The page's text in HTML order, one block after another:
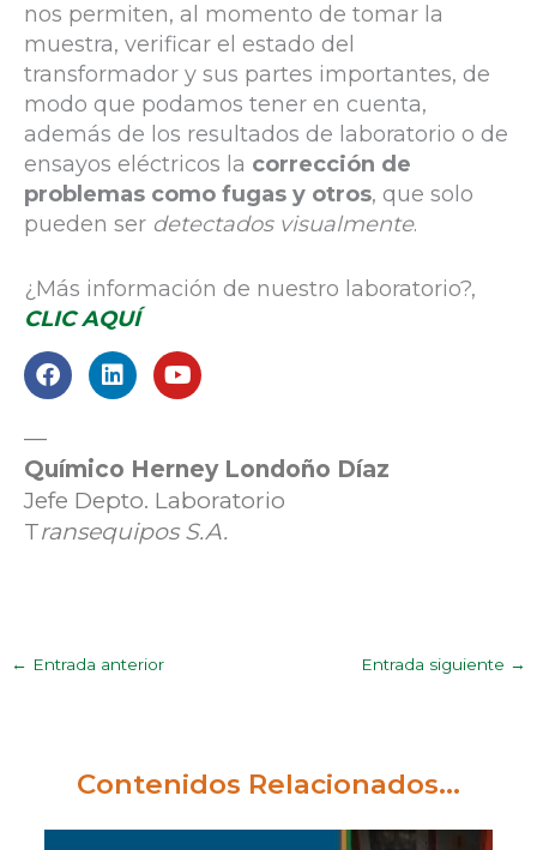
nos permiten, al momento de tomar la
muestra, verificar el estado del
transformador y sus partes importantes, de
modo que podamos tener en cuenta,
además de los resultados de laboratorio o de
ensayos eléctricos la corrección de
problemas como fugas y otros, que solo
pueden ser detectados visualmente.
¿Más información de nuestro laboratorio?,
CLIC AQUÍ
F
a
e
b
o
o
k
L
i
e
d
i
n
Y
o
u
b
e
—
Químico Herney Londoño Díaz
Jefe Depto. Laboratorio
Transequipos S.A.
← Entrada anterior Entrada siguiente →
Contenidos Relacionados...